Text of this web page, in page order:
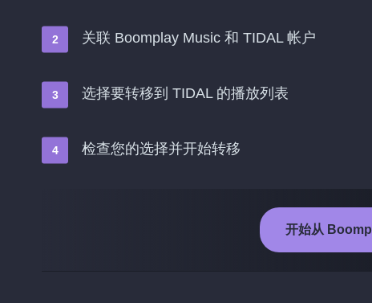
关联 Boomplay Music 和 TIDAL 帐户
选择要转移到 TIDAL 的播放列表
检查您的选择并开始转移
开始从